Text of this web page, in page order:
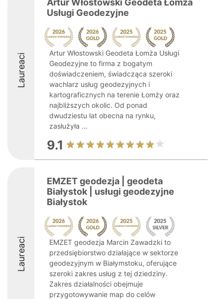
Laureaci
Artur Włostowski Geodeta Łomża
Usługi Geodezyjne
Artur Włostowski Geodeta Łomża Usługi
Geodezyjne to firma z bogatym
doświadczeniem, świadcząca szeroki
wachlarz usług geodezyjnych i
kartograficznych na terenie Łomży oraz
najbliższych okolic. Od ponad
dwudziestu lat obecna na rynku,
zasłużyła ...
9.1
Laureaci
EMZET geodezja | geodeta
Białystok | usługi geodezyjne
Białystok
EMZET geodezja Marcin Zawadzki to
przedsiębiorstwo działające w sektorze
geodezyjnym w Białymstoku, oferujące
szeroki zakres usług z tej dziedziny.
Zakres działalności obejmuje
przygotowywanie map do celów